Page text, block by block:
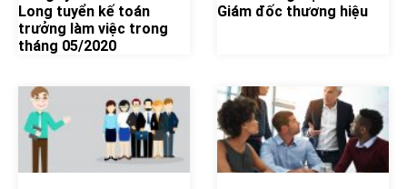
Long tuyển kế toán
trưởng làm việc trong
tháng 05/2020
Giám đốc thương hiệu